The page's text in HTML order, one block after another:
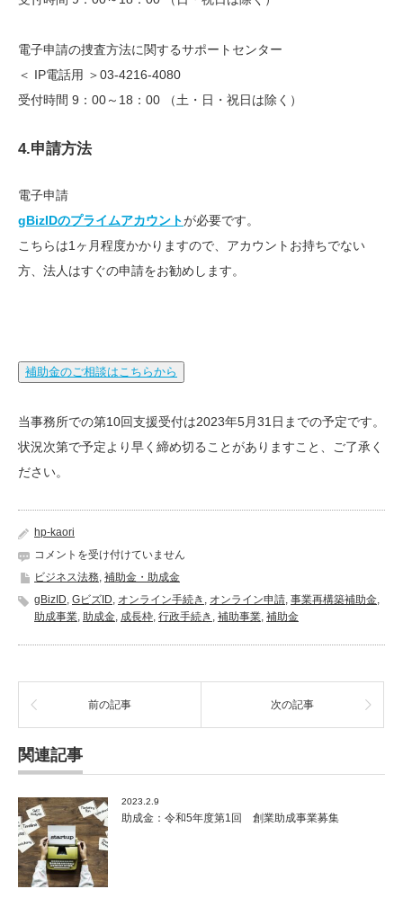
電子申請の捜査方法に関するサポートセンター
＜ IP電話用 ＞03-4216-4080
受付時間 9：00～18：00 （土・日・祝日は除く）
4.申請方法
電子申請
gBizIDのプライムアカウントが必要です。
こちらは1ヶ月程度かかりますので、アカウントお持ちでない
方、法人はすぐの申請をお勧めします。
補助金のご相談はこちらから
当事務所での第10回支援受付は2023年5月31日までの予定です。
状況次第で予定より早く締め切ることがありますこと、ご了承く
ださい。
hp-kaori
補
助
事
業
助
9
回
切
か
ら
第
10
コメントを受け付けていません
ビジネス法務 補助金・助成金
gBizID GビズID オンライン手続き オンライン申請 事業再構築補助金
助成事業 助成金 成長枠 行政手続き 補助事業 補助金
前の記事 次の記事
関連記事
2023.2.9
助成金：令和5年度第1回 創業助成事業募集